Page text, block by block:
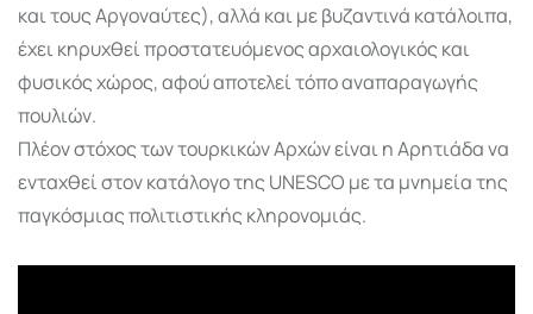
και τους Αργοναύτες), αλλά και με βυζαντινά κατάλοιπα,
έχει κηρυχθεί προστατευόμενος αρχαιολογικός και
φυσικός χώρος, αφού αποτελεί τόπο αναπαραγωγής
πουλιών.
Πλέον στόχος των τουρκικών Αρχών είναι η Αρητιάδα να
ενταχθεί στον κατάλογο της UNESCO με τα μνημεία της
παγκόσμιας πολιτιστικής κληρονομιάς.